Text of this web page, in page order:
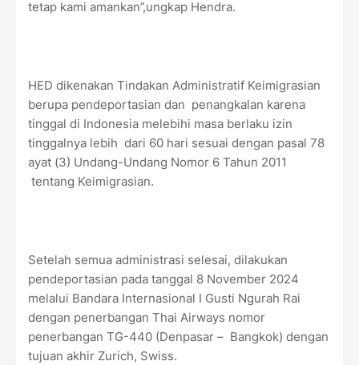
tetap kami amankan”,ungkap Hendra.
HED dikenakan Tindakan Administratif Keimigrasian
berupa pendeportasian dan penangkalan karena
tinggal di Indonesia melebihi masa berlaku izin
tinggalnya lebih dari 60 hari sesuai dengan pasal 78
ayat (3) Undang-Undang Nomor 6 Tahun 2011
tentang Keimigrasian.
Setelah semua administrasi selesai, dilakukan
pendeportasian pada tanggal 8 November 2024
melalui Bandara Internasional I Gusti Ngurah Rai
dengan penerbangan Thai Airways nomor
penerbangan TG-440 (Denpasar – Bangkok) dengan
tujuan akhir Zurich, Swiss.